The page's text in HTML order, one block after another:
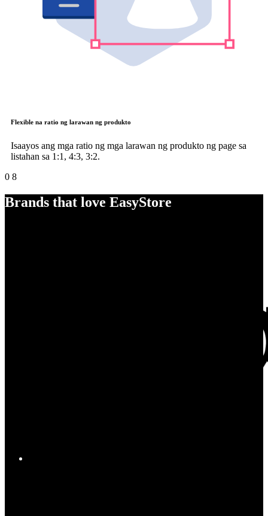
Flexible na ratio ng larawan ng produkto
Isaayos ang mga ratio ng mga larawan ng produkto ng page sa
listahan sa 1:1, 4:3, 3:2.
0 8
Brands that love EasyStore